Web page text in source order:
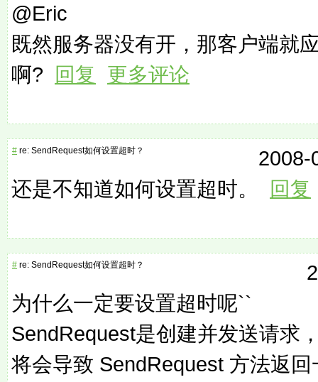
@Eric
既然服务器没有开，那客户端就
啊? 回复 更多评论
# re: SendRequest如何设置超时？
还是不知道如何设置超时。 回复
# re: SendRequest如何设置超时？
为什么一定要设置超时呢``
SendRequest是创建并发送请求
将会导致 SendRequest 方法返